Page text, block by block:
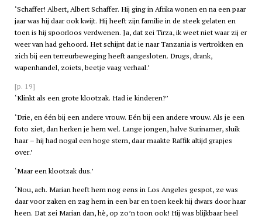
‘Schaffer! Albert, Albert Schaffer. Hij ging in Afrika wonen en na een paar
jaar was hij daar ook kwijt. Hij heeft zijn familie in de steek gelaten en
toen is hij spoorloos verdwenen. Ja, dat zei Tirza, ik weet niet waar zij er
weer van had gehoord. Het schijnt dat ie naar Tanzania is vertrokken en
zich bij een terreurbeweging heeft aangesloten. Drugs, drank,
wapenhandel, zoiets, beetje vaag verhaal.’
[p. 19]
‘Klinkt als een grote klootzak. Had ie kinderen?’
‘Drie, en één bij een andere vrouw. Eén bij een andere vrouw. Als je een
foto ziet, dan herken je hem wel. Lange jongen, halve Surinamer, sluik
haar – hij had nogal een hoge stem, daar maakte Raffik altijd grapjes
over.’
‘Maar een klootzak dus.’
‘Nou, ach. Marian heeft hem nog eens in Los Angeles gespot, ze was
daar voor zaken en zag hem in een bar en toen keek hij dwars door haar
heen. Dat zei Marian dan, hè, op zo’n toon ook! Hij was blijkbaar heel